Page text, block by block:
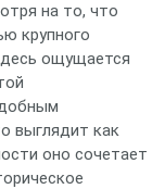
на то, что
крупного
ощущается
выглядит как
оно сочетает